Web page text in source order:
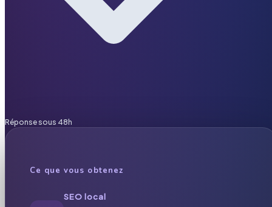
Réponse sous 48h
Ce que vous obtenez
SEO local